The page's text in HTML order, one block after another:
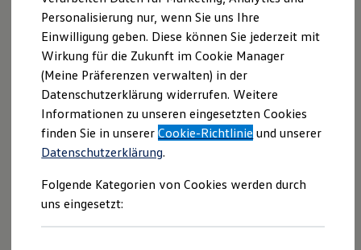
Auf- und Umbauten entdecken & konfigurieren
Groß- und Sonderkunden
Großkunden
Kommunen & Behörden
Journalisten
Sportvereine
Branchenlösungen
Bau & Handwerk
Gewerbliche Personenbeförderung
Service & mobile Werkstätten
Kurier, Logistik & Handel
Feuerwehr
Rettungsdienste
ONE Business ID Vorteile
Fahrzeugsuche & Marktplatz
GmbH & Co. KG |
Impressum &
Rechtliches
Hier finden Sie Informationen über die
STARKE Versmold GmbH & Co. KG als
verantwortliche Anbieterin von Inhalten
und Angeboten, die auf dieser Webseite
Personalisierung nur, wenn Sie uns Ihre
Einwilligung geben. Diese können Sie jederzeit mit
Wirkung für die Zukunft im Cookie Manager
(Meine Präferenzen verwalten) in der
Datenschutzerklärung widerrufen. Weitere
Informationen zu unseren eingesetzten Cookies
finden Sie in unsererCookie-Richtlinie und unserer
Datenschutzerklärung.
Folgende Kategorien von Cookies werden durch
uns eingesetzt: